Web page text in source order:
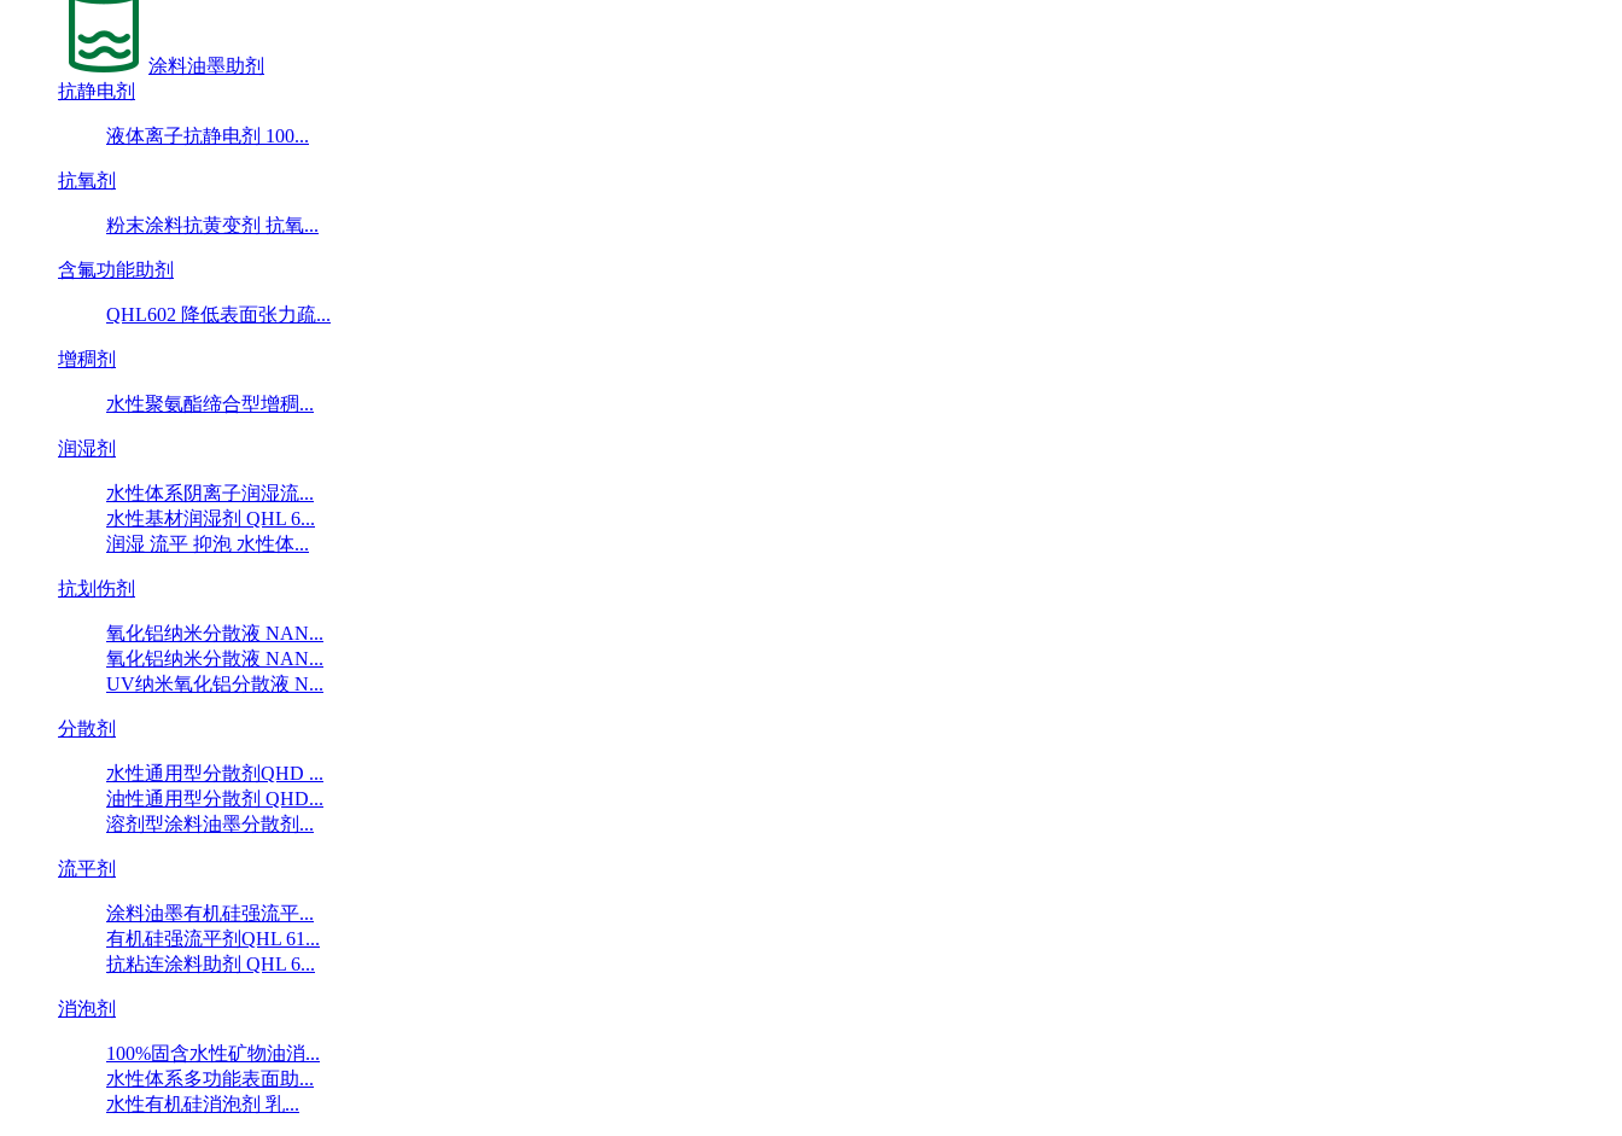
涂料油墨助剂
抗静电剂
液体离子抗静电剂 100...
抗氧剂
粉末涂料抗黄变剂 抗氧...
含氟功能助剂
QHL602 降低表面张力疏...
增稠剂
水性聚氨酯缔合型增稠...
润湿剂
水性体系阴离子润湿流...
水性基材润湿剂 QHL 6...
润湿 流平 抑泡 水性体...
抗划伤剂
氧化铝纳米分散液 NAN...
氧化铝纳米分散液 NAN...
UV纳米氧化铝分散液 N...
分散剂
水性通用型分散剂QHD ...
油性通用型分散剂 QHD...
溶剂型涂料油墨分散剂...
流平剂
涂料油墨有机硅强流平...
有机硅强流平剂QHL 61...
抗粘连涂料助剂 QHL 6...
消泡剂
100%固含水性矿物油消...
水性体系多功能表面助...
水性有机硅消泡剂 乳...